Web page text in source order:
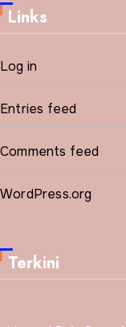
Links
Log in
Entries feed
Comments feed
WordPress.org
Terkini